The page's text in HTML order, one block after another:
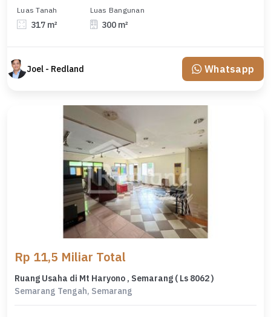
Luas Tanah
317 m²
Luas Bangunan
300 m²
Joel - Redland Whatsapp
Rp 11,5 Miliar Total
Ruang Usaha di Mt Haryono , Semarang ( Ls 8062 )
Semarang Tengah, Semarang